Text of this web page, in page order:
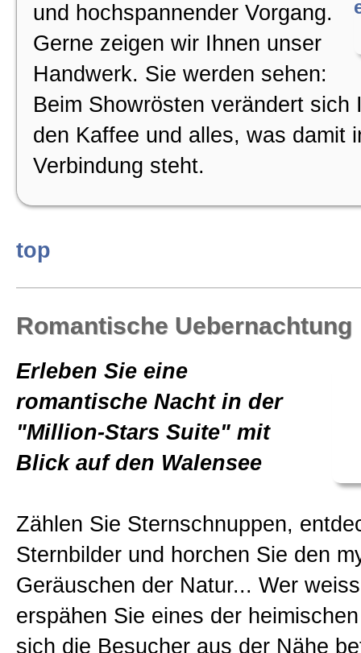
und hochspannender Vorgang.
Gerne zeigen wir Ihnen unser
Handwerk. Sie werden sehen:
Beim Showrösten verändert sich
den Kaffee und alles, was damit
Verbindung steht.
top
Romantische Uebernachtung
Erleben Sie eine
romantische Nacht in der
"Million-Stars Suite" mit
Blick auf den Walensee
Zählen Sie Sternschnuppen,
Sternbilder und horchen Sie den
Geräuschen der Natur... Wer
erspähen Sie eines der
sich die Besucher aus der Nähe